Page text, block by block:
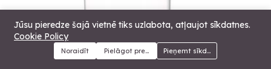
Menu Kategorijas Meklēt Grozs
Jūsu pieredze šajā vietnē tiks uzlabota, atļaujot sīkdatnes.
Cookie Policy
Noraidīt Pielāgot preferencesPieņemt sīkdatnes